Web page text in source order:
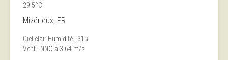
29.5°C
Mizérieux, FR
Ciel clair Humidité : 31%
Vent : NNO à 3.64 m/s